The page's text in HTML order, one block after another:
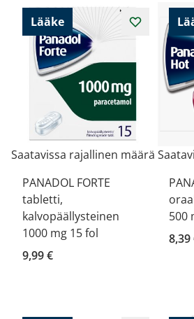
Lääke
Saatavissa rajallinen määrä
PANADOL FORTE
tabletti,
kalvopäällysteinen
1000 mg 15 fol
9,99 €
500
8,39